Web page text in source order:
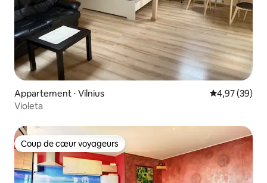
Appartement ⋅ Vilnius Évaluation
4,97 (39)
Violeta
Coup de cœur voyageurs
Coup de cœur voyageurs